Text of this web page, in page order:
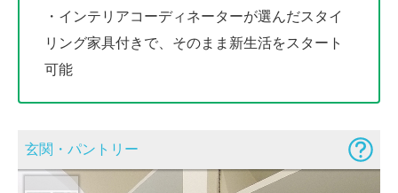
・インテリアコーディネーターが選んだスタイ
リング家具付きで、そのまま新生活をスタート
可能